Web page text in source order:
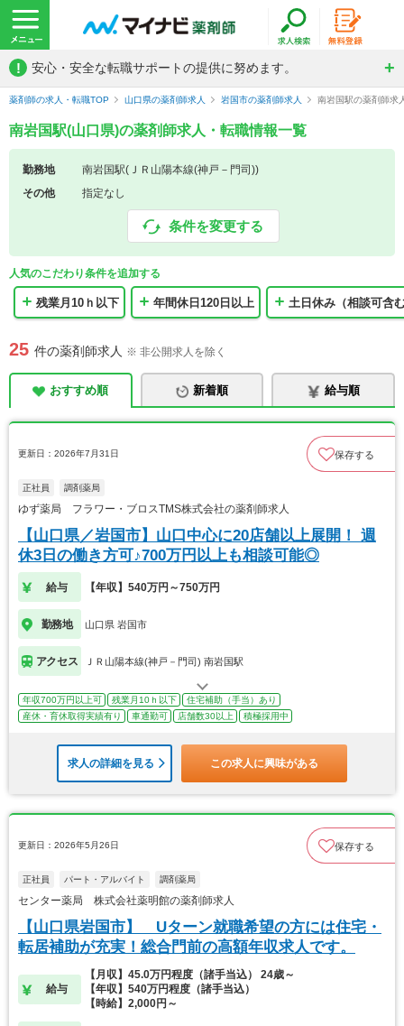
! 安心・安全な転職サポートの提供に努めます。
薬剤師の求人・転職TOP 山口県の薬剤師求人 岩国市の薬剤師求人 南岩国駅の薬剤師求
南岩国駅(山口県)の薬剤師求人・転職情報一覧
勤務地
南岩国駅(ＪＲ山陽本線(神戸－門司))
その他
指定なし
条件を変更する
人気のこだわり条件を追加する
残業月10ｈ以下 年間休日120日以上 土日休み（相談可含
25 件の薬剤師求人 ※ 非公開求人を除く
おすすめ順 新着順 給与順
更新日：2026年7月31日 保存する
正社員 調剤薬局
ゆず薬局 フラワー・ブロスTMS株式会社の薬剤師求人
【山口県／岩国市】山口中心に20店舗以上展開！ 週
休3日の働き方可♪700万円以上も相談可能◎
給与 【年収】540万円～750万円
勤務地 山口県 岩国市
アクセス ＪＲ山陽本線(神戸－門司) 南岩国駅
年収700万円以上可 残業月10ｈ以下
住宅補助（手当）あり
産休・育休取得実績有り
車通勤可 店舗数30以上 積極採用中
求人の詳細を見る この求人に興味がある
更新日：2026年5月26日 保存する
正社員 パート・アルバイト 調剤薬局
センター薬局 株式会社薬明館の薬剤師求人
【山口県岩国市】 Uターン就職希望の方には住宅・
転居補助が充実！総合門前の高額年収求人です。
給与
【月収】45.0万円程度（諸手当込） 24歳～
【年収】540万円程度（諸手当込）
【時給】2,000円～